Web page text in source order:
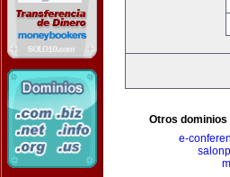
Otros dominios
e-